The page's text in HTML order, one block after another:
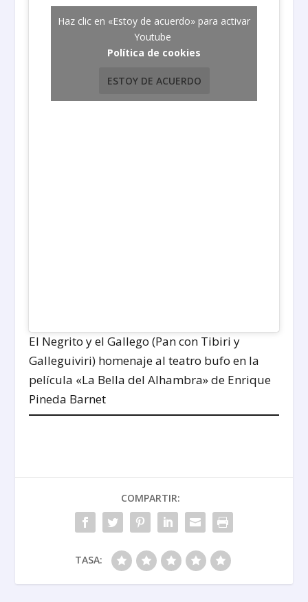
Haz clic en «Estoy de acuerdo» para activar
Youtube
Política de cookies
ESTOY DE ACUERDO
El Negrito y el Gallego (Pan con Tibiri y
Galleguiviri) homenaje al teatro bufo en la
película «La Bella del Alhambra» de Enrique
Pineda Barnet
COMPARTIR:
TASA: